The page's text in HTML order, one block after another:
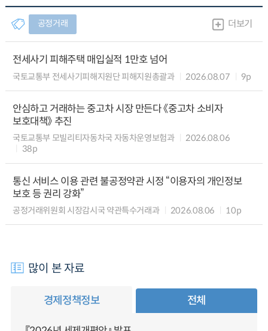
공정거래 더보기
전세사기 피해주택 매입실적 1만호 넘어
국토교통부 전세사기피해지원단 피해지원총괄과 2026.08.07 9p
안심하고 거래하는 중고차 시장 만든다 《중고차 소비자
보호대책》 추진
국토교통부 모빌리티자동차국 자동차운영보험과
2026.08.06
38p
통신 서비스 이용 관련 불공정약관 시정 “이용자의 개인정보
보호 등 권리 강화”
공정거래위원회 시장감시국 약관특수거래과 2026.08.06 10p
많이 본 자료
경제정책정보 전체